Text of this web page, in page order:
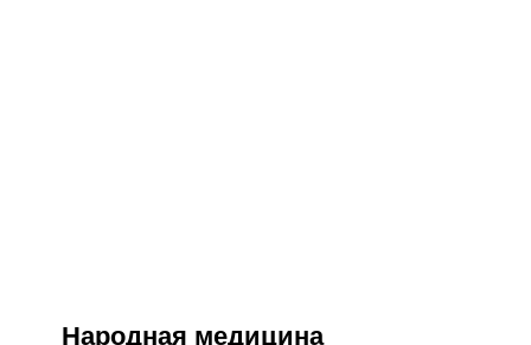
Народная медицина